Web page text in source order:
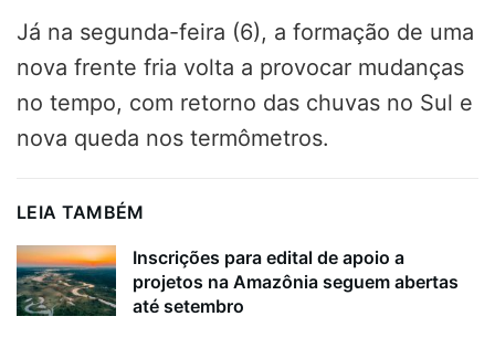
Já na segunda-feira (6), a formação de uma
nova frente fria volta a provocar mudanças
no tempo, com retorno das chuvas no Sul e
nova queda nos termômetros.
LEIA TAMBÉM
Inscrições para edital de apoio a
projetos na Amazônia seguem abertas
até setembro